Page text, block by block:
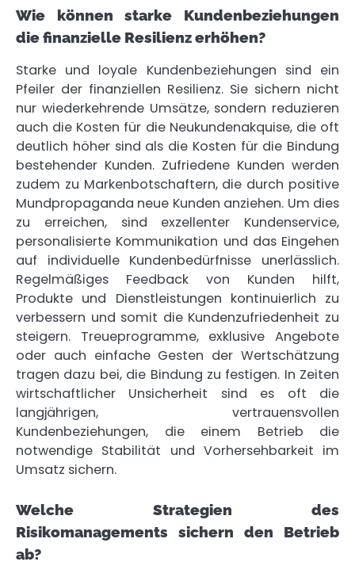
Wie können starke Kundenbeziehungen
die finanzielle Resilienz erhöhen?
Starke und loyale Kundenbeziehungen sind ein
Pfeiler der finanziellen Resilienz. Sie sichern nicht
nur wiederkehrende Umsätze, sondern reduzieren
auch die Kosten für die Neukundenakquise, die oft
deutlich höher sind als die Kosten für die Bindung
bestehender Kunden. Zufriedene Kunden werden
zudem zu Markenbotschaftern, die durch positive
Mundpropaganda neue Kunden anziehen. Um dies
zu erreichen, sind exzellenter Kundenservice,
personalisierte Kommunikation und das Eingehen
auf individuelle Kundenbedürfnisse unerlässlich.
Regelmäßiges Feedback von Kunden hilft,
Produkte und Dienstleistungen kontinuierlich zu
verbessern und somit die Kundenzufriedenheit zu
steigern. Treueprogramme, exklusive Angebote
oder auch einfache Gesten der Wertschätzung
tragen dazu bei, die Bindung zu festigen. In Zeiten
wirtschaftlicher Unsicherheit sind es oft die
langjährigen, vertrauensvollen
Kundenbeziehungen, die einem Betrieb die
notwendige Stabilität und Vorhersehbarkeit im
Umsatz sichern.
Welche Strategien des
Risikomanagements sichern den Betrieb
ab?